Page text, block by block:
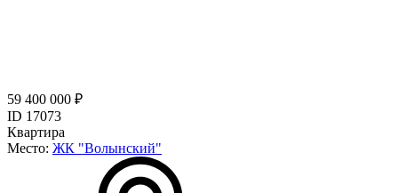
59 400 000 ₽
ID 17073
Квартира
Место: ЖК "Волынский"